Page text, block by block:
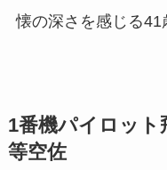
懐の深さを感じる41
1番機パイロッ
等空佐